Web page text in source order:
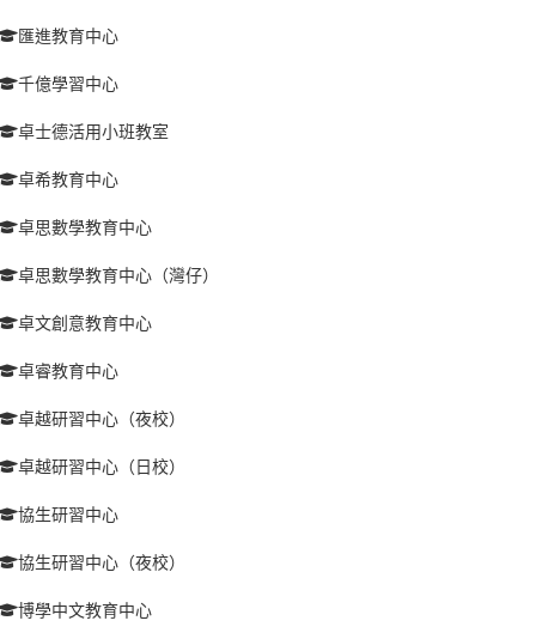
匯進教育中心
千億學習中心
卓士德活用小班教室
卓希教育中心
卓思數學教育中心
卓思數學教育中心（灣仔）
卓文創意教育中心
卓睿教育中心
卓越研習中心（夜校）
卓越研習中心（日校）
協生研習中心
協生研習中心（夜校）
博學中文教育中心